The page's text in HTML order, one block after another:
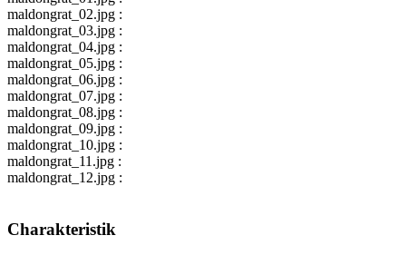
maldongrat_02.jpg :
maldongrat_03.jpg :
maldongrat_04.jpg :
maldongrat_05.jpg :
maldongrat_06.jpg :
maldongrat_07.jpg :
maldongrat_08.jpg :
maldongrat_09.jpg :
maldongrat_10.jpg :
maldongrat_11.jpg :
maldongrat_12.jpg :
Charakteristik